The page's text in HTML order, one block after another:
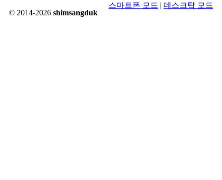
© 2014-2026 shimsangduk
스마트폰 모드 | 데스크탑 모드